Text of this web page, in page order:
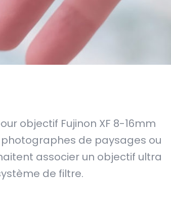
objectif Fujinon XF 8-16mm
de paysages ou
associer un objectif ultra
de filtre.